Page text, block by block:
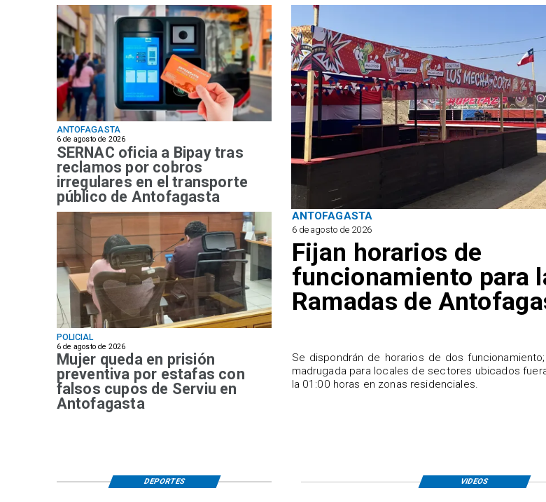
ANTOFAGASTA
6 de agosto de 2026
SERNAC oficia a Bipay tras
reclamos por cobros
irregulares en el transporte
público de Antofagasta
ANTOFAGASTA
6 de agosto de 2026
Fijan horarios de
funcionamiento para
Ramadas de
Se dispondrán de horarios de dos
madrugada para locales de sectores ubicados
la 01:00 horas en zonas residenciales.
POLICIAL
6 de agosto de 2026
Mujer queda en prisión
preventiva por estafas con
falsos cupos de Serviu en
Antofagasta
VIDEOS
DEPORTES